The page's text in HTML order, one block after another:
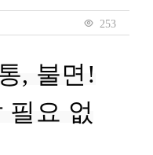
253
, 불면!
필요 없